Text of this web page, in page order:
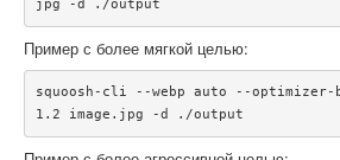
jpg -d ./output
Пример с более мягкой целью:
squoosh-cli --webp auto --
1.2 image.jpg -d ./output